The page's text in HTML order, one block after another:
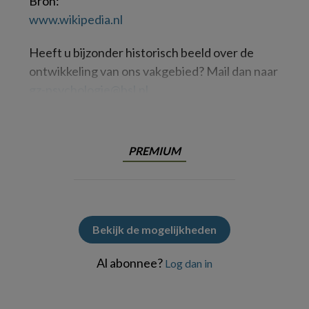
www.​wikipedia.​nl
Heeft u bijzonder historisch beeld over de
ontwikkeling van ons vakgebied? Mail dan naar
PREMIUM
Bekijk de mogelijkheden
Al abonnee? Log dan in